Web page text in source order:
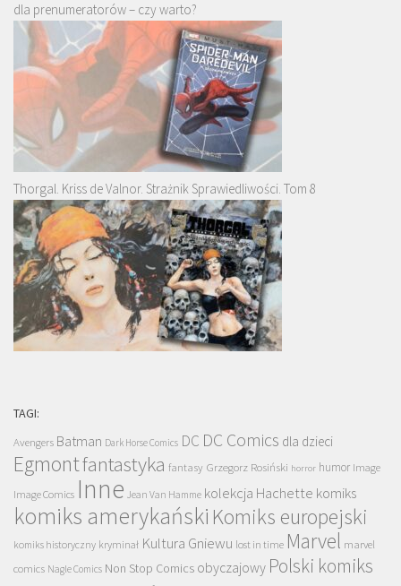
dla prenumeratorów – czy warto?
Thorgal. Kriss de Valnor. Strażnik Sprawiedliwości. Tom 8
TAGI:
Avengers Batman Dark Horse Comics DC DC Comics dla dzieci
Egmontfantastyka fantasy Grzegorz Rosiński horror humor Image
Image Comics Inne Jean Van Hamme kolekcja Hachette komiks
komiks amerykański Komiks europejski
komiks historyczny kryminał Kultura Gniewu lost in time Marvel marvel
comics Nagle Comics Non Stop Comics obyczajowy Polski komiks